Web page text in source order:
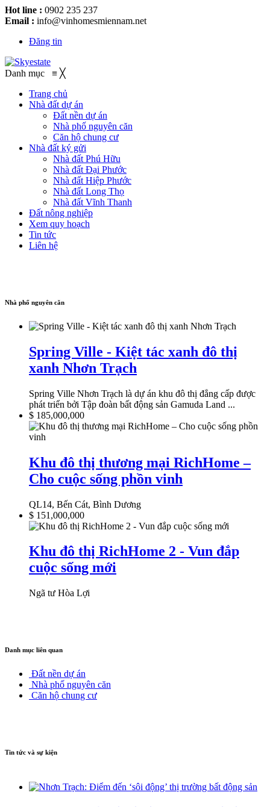
Hot line : 0902 235 237
Email : info@vinhomesmiennam.net
Đăng tin
Danh mục ≡ ╳
Trang chủ
Nhà đất dự án
Đất nền dự án
Nhà phố nguyên căn
Căn hộ chung cư
Nhà đất ký gửi
Nhà đất Phú Hữu
Nhà đất Đại Phước
Nhà đất Hiệp Phước
Nhà đất Long Thọ
Nhà đất Vĩnh Thanh
Đất nông nghiệp
Xem quy hoạch
Tin tức
Liên hệ
Nhà phố nguyên căn
Spring Ville - Kiệt tác xanh đô thị
xanh Nhơn Trạch
Spring Ville Nhơn Trạch là dự án khu đô thị đẳng cấp được
phát triển bởi Tập đoàn bất động sản Gamuda Land ...
$ 185,000,000
Khu đô thị thương mại RichHome –
Cho cuộc sống phồn vinh
QL14, Bến Cát, Bình Dương
$ 151,000,000
Khu đô thị RichHome 2 - Vun đắp
cuộc sống mới
Ngã tư Hòa Lợi
Danh mục liên quan
Đất nền dự án
Nhà phố nguyên căn
Căn hộ chung cư
Tin tức và sự kiện